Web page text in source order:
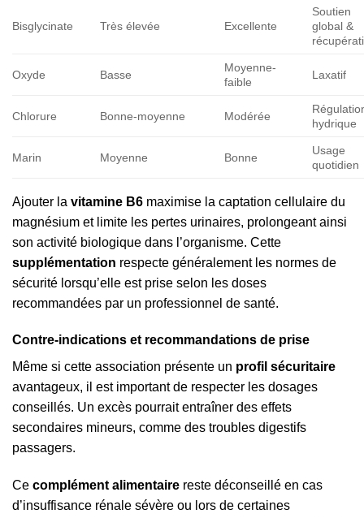
Bisglycinate Très élevée Excellente
Soutien
global &
Oxyde Basse
Moyenne-
faible
Laxatif
Chlorure Bonne-moyenne Modérée
hydrique
Marin Moyenne Bonne
Usage
quotidien
Ajouter la vitamine B6 maximise la captation cellulaire du
magnésium et limite les pertes urinaires, prolongeant ainsi
son activité biologique dans l’organisme. Cette
supplémentation respecte généralement les normes de
sécurité lorsqu’elle est prise selon les doses
recommandées par un professionnel de santé.
Contre-indications et recommandations de prise
Même si cette association présente un profil sécuritaire
avantageux, il est important de respecter les dosages
conseillés. Un excès pourrait entraîner des effets
secondaires mineurs, comme des troubles digestifs
passagers.
Ce complément alimentaire reste déconseillé en cas
d’insuffisance rénale sévère ou lors de certaines